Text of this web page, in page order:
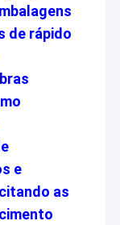
de rápido
e
as